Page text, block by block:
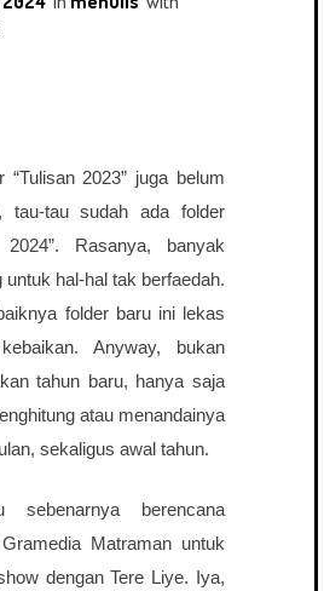
“Tulisan 2023” juga belum
tau-tau sudah ada folder
2024”. Rasanya, banyak
untuk hal-hal tak berfaedah.
folder baru ini lekas
Anyway, bukan
tahun baru, hanya saja
atau menandainya
sekaligus awal tahun.
berencana
Matraman untuk
dengan Tere Liye. Iya,